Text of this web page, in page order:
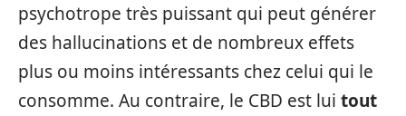
psychotrope très puissant qui peut générer
des hallucinations et de nombreux effets
plus ou moins intéressants chez celui qui le
consomme. Au contraire, le CBD est lui tout